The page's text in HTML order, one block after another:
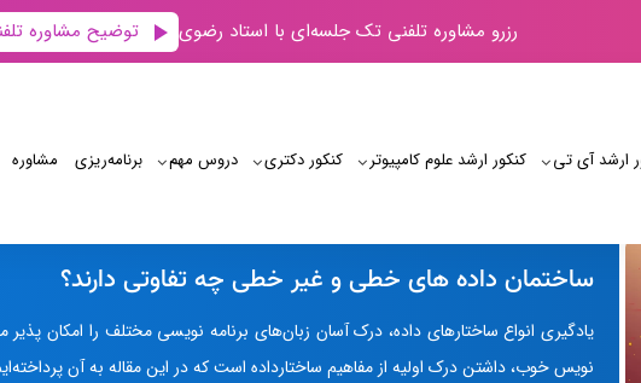
رزرو مشاوره تلفنی تک جلسه‌ای با استاد رضوی توضیح مشاوره
ارشد آی‌ تی کنکور ارشد علوم کامپیوتر کنکور دکتری دروس مهم برنامه‌‌ریزی مشاوره
ساختمان داده های خطی و غیر خطی چه تفاوتی دارند؟
یادگیری انواع ساختارهای داده، درک آسان زبان‌های برنامه نویسی مختلف را امکان
نویس خوب، داشتن درک اولیه از مفاهیم ساختارداده است که در این مقاله به آن